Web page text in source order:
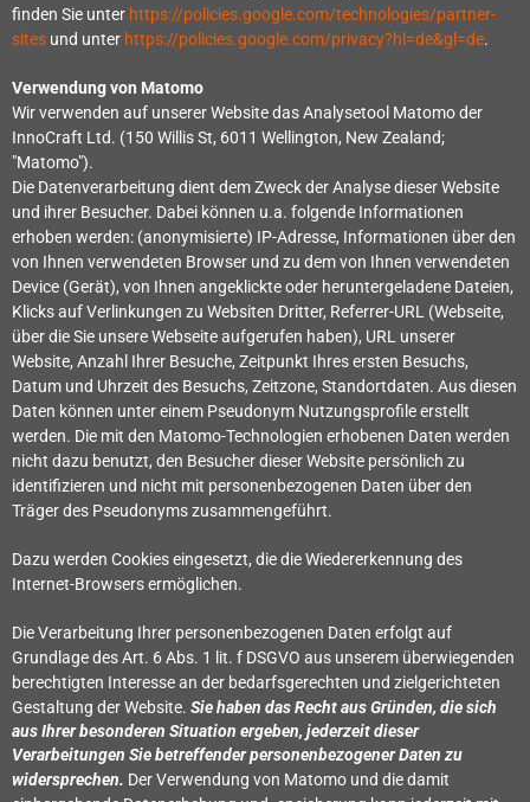
finden Sie unter https://policies.google.com/technologies/partner-
sites und unter https://policies.google.com/privacy?hl=de&gl=de.
Verwendung von Matomo
Wir verwenden auf unserer Website das Analysetool Matomo der
InnoCraft Ltd. (150 Willis St, 6011 Wellington, New Zealand;
"Matomo").
Die Datenverarbeitung dient dem Zweck der Analyse dieser Website
und ihrer Besucher. Dabei können u.a. folgende Informationen
erhoben werden: (anonymisierte) IP-Adresse, Informationen über den
von Ihnen verwendeten Browser und zu dem von Ihnen verwendeten
Device (Gerät), von Ihnen angeklickte oder heruntergeladene Dateien,
Klicks auf Verlinkungen zu Websiten Dritter, Referrer-URL (Webseite,
über die Sie unsere Webseite aufgerufen haben), URL unserer
Website, Anzahl Ihrer Besuche, Zeitpunkt Ihres ersten Besuchs,
Datum und Uhrzeit des Besuchs, Zeitzone, Standortdaten. Aus diesen
Daten können unter einem Pseudonym Nutzungsprofile erstellt
werden. Die mit den Matomo-Technologien erhobenen Daten werden
nicht dazu benutzt, den Besucher dieser Website persönlich zu
identifizieren und nicht mit personenbezogenen Daten über den
Träger des Pseudonyms zusammengeführt.
Dazu werden Cookies eingesetzt, die die Wiedererkennung des
Internet-Browsers ermöglichen.
Die Verarbeitung Ihrer personenbezogenen Daten erfolgt auf
Grundlage des Art. 6 Abs. 1 lit. f DSGVO aus unserem überwiegenden
berechtigten Interesse an der bedarfsgerechten und zielgerichteten
Gestaltung der Website. Sie haben das Recht aus Gründen, die sich
aus Ihrer besonderen Situation ergeben, jederzeit dieser
Verarbeitungen Sie betreffender personenbezogener Daten zu
widersprechen. Der Verwendung von Matomo und die damit